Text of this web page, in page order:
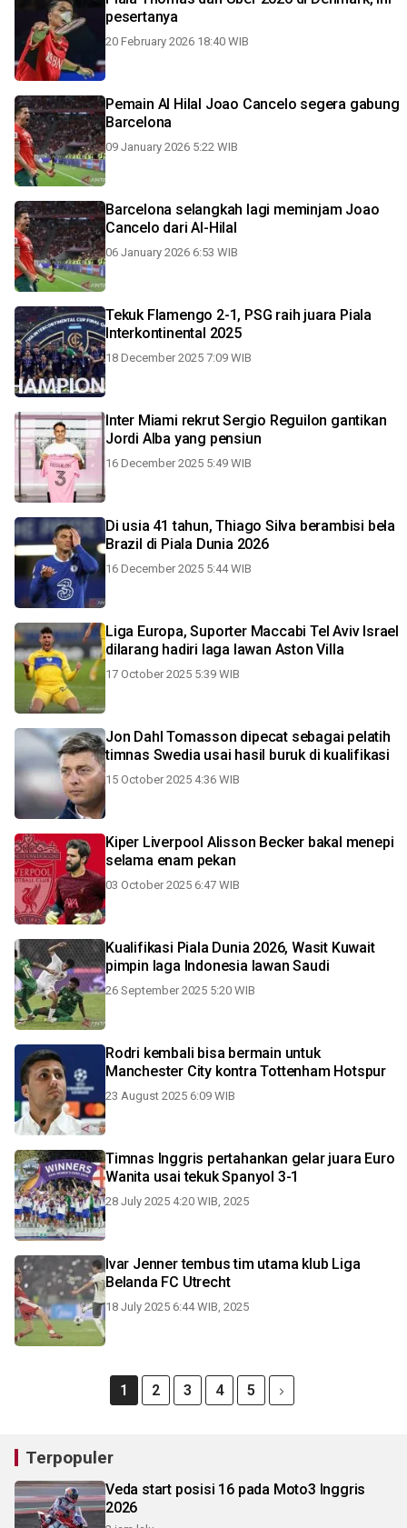
pesertanya
20 February 2026 18:40 WIB
Pemain Al Hilal Joao Cancelo segera gabung
Barcelona
09 January 2026 5:22 WIB
Barcelona selangkah lagi meminjam Joao
Cancelo dari Al-Hilal
06 January 2026 6:53 WIB
Tekuk Flamengo 2-1, PSG raih juara Piala
Interkontinental 2025
18 December 2025 7:09 WIB
Inter Miami rekrut Sergio Reguilon gantikan
Jordi Alba yang pensiun
16 December 2025 5:49 WIB
Di usia 41 tahun, Thiago Silva berambisi bela
Brazil di Piala Dunia 2026
16 December 2025 5:44 WIB
Liga Europa, Suporter Maccabi Tel Aviv Israel
dilarang hadiri laga lawan Aston Villa
17 October 2025 5:39 WIB
Jon Dahl Tomasson dipecat sebagai pelatih
timnas Swedia usai hasil buruk di kualifikasi
15 October 2025 4:36 WIB
Kiper Liverpool Alisson Becker bakal menepi
selama enam pekan
03 October 2025 6:47 WIB
Kualifikasi Piala Dunia 2026, Wasit Kuwait
pimpin laga Indonesia lawan Saudi
26 September 2025 5:20 WIB
Rodri kembali bisa bermain untuk
Manchester City kontra Tottenham Hotspur
23 August 2025 6:09 WIB
Timnas Inggris pertahankan gelar juara Euro
Wanita usai tekuk Spanyol 3-1
28 July 2025 4:20 WIB, 2025
Ivar Jenner tembus tim utama klub Liga
Belanda FC Utrecht
18 July 2025 6:44 WIB, 2025
1 2 3 4 5
Terpopuler
Veda start posisi 16 pada Moto3 Inggris
2026